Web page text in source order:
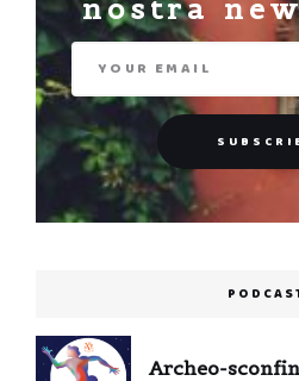
nostra
Archeo-